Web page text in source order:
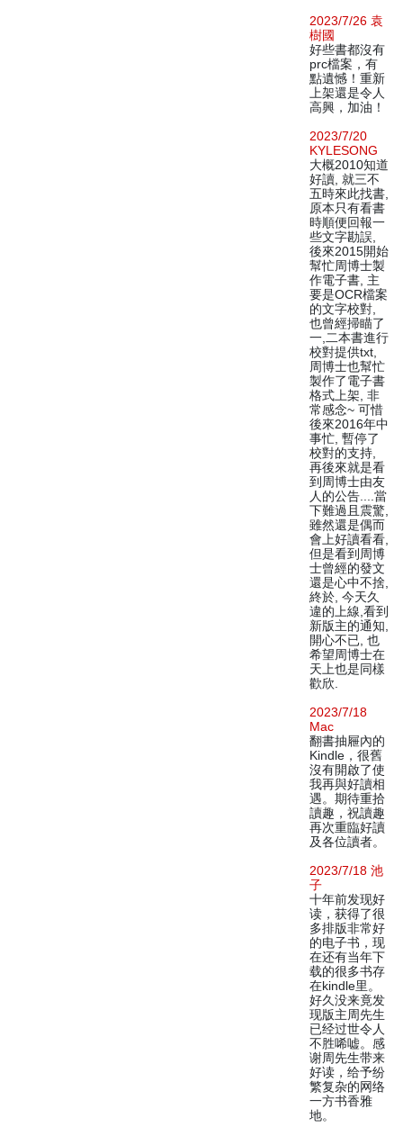
2023/7/26 袁
樹國
好些書都沒有
prc檔案，有
點遺憾！重新
上架還是令人
高興，加油！
2023/7/20
KYLESONG
大概2010知道
好讀, 就三不
五時來此找書,
原本只有看書
時順便回報一
些文字勘誤,
後來2015開始
幫忙周博士製
作電子書, 主
要是OCR檔案
的文字校對,
也曾經掃瞄了
一,二本書進行
校對提供txt,
周博士也幫忙
製作了電子書
格式上架, 非
常感念~ 可惜
後來2016年中
事忙, 暫停了
校對的支持,
再後來就是看
到周博士由友
人的公告....當
下難過且震驚,
雖然還是偶而
會上好讀看看,
但是看到周博
士曾經的發文
還是心中不捨,
終於, 今天久
違的上線,看到
新版主的通知,
開心不已, 也
希望周博士在
天上也是同樣
歡欣.
2023/7/18
Mac
翻書抽屜內的
Kindle，很舊
沒有開啟了使
我再與好讀相
遇。期待重拾
讀趣，祝讀趣
再次重臨好讀
及各位讀者。
2023/7/18 池
子
十年前发现好
读，获得了很
多排版非常好
的电子书，现
在还有当年下
载的很多书存
在kindle里。
好久没来竟发
现版主周先生
已经过世令人
不胜唏嘘。感
谢周先生带来
好读，给予纷
繁复杂的网络
一方书香雅
地。